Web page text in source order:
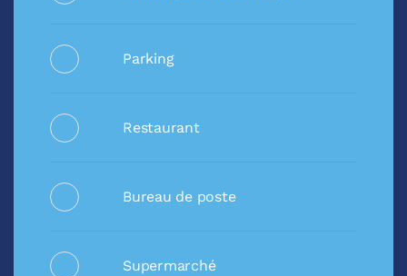
Parking
Restaurant
Bureau de poste
Supermarché